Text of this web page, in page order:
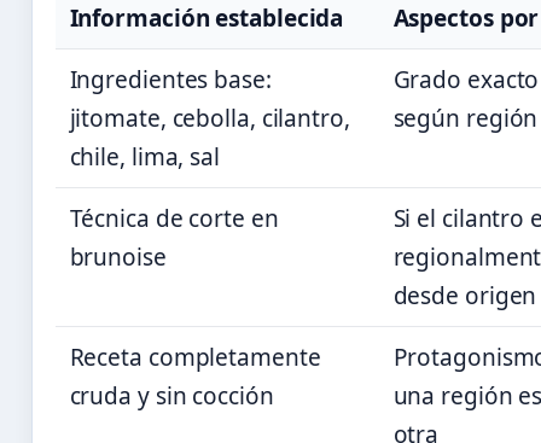
Información establecida
Aspectos
Ingredientes base:
jitomate, cebolla, cilantro,
chile, lima, sal
Grado
según
Técnica de corte en
brunoise
Si el cilantro
desde origen
Receta completamente
cruda y sin cocción
una región
otra